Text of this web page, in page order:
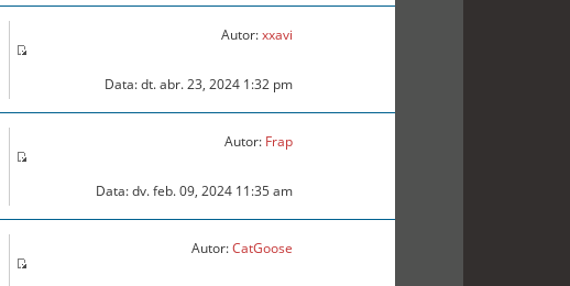
Autor:xxavi
Data: dt. abr. 23, 2024 1:32 pm
Autor: Frap
Data: dv. feb. 09, 2024 11:35 am
Autor:CatGoose